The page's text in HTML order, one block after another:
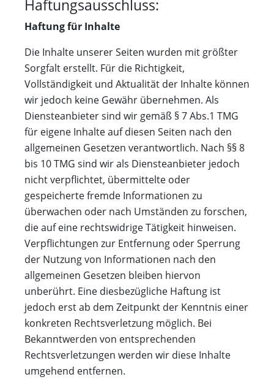
Haftungsausschluss:
Haftung für Inhalte
Die Inhalte unserer Seiten wurden mit größter
Sorgfalt erstellt. Für die Richtigkeit,
Vollständigkeit und Aktualität der Inhalte können
wir jedoch keine Gewähr übernehmen. Als
Diensteanbieter sind wir gemäß § 7 Abs.1 TMG
für eigene Inhalte auf diesen Seiten nach den
allgemeinen Gesetzen verantwortlich. Nach §§ 8
bis 10 TMG sind wir als Diensteanbieter jedoch
nicht verpflichtet, übermittelte oder
gespeicherte fremde Informationen zu
überwachen oder nach Umständen zu forschen,
die auf eine rechtswidrige Tätigkeit hinweisen.
Verpflichtungen zur Entfernung oder Sperrung
der Nutzung von Informationen nach den
allgemeinen Gesetzen bleiben hiervon
unberührt. Eine diesbezügliche Haftung ist
jedoch erst ab dem Zeitpunkt der Kenntnis einer
konkreten Rechtsverletzung möglich. Bei
Bekanntwerden von entsprechenden
Rechtsverletzungen werden wir diese Inhalte
umgehend entfernen.